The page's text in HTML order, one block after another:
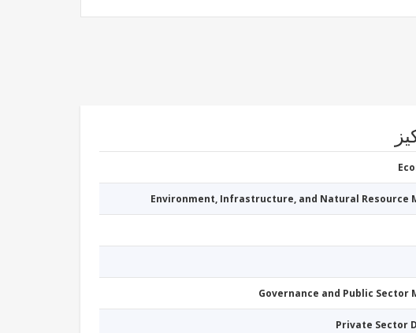
Environment, Infrastructure, and Natural Resource
Governance and Public Sector
Private Sector